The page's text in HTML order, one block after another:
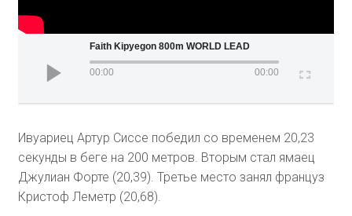
Faith Kipyegon 800m WORLD LEAD
00:00 00:00
Ивуариец Артур Сиссе победил со временем 20,23
секунды в беге на 200 метров. Вторым стал ямаец
Джулиан Форте (20,39). Третье место занял француз
Кристоф Леметр (20,68).